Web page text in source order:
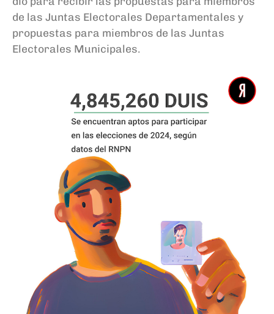
de las Juntas Electorales Departamentales y
propuestas para miembros de las Juntas
Electorales Municipales.